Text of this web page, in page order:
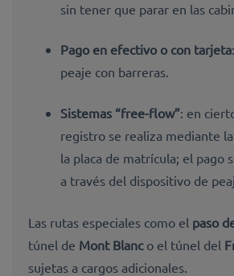
sin tener que parar en las
Pago en efectivo o con tarjeta
peaje con barreras.
Sistemas “free-flow”: en
registro se realiza mediante
la placa de matrícula; el pago
a través del dispositivo de
Las rutas especiales como el paso
túnel de Mont Blanco el túnel del
sujetas a cargos adicionales.